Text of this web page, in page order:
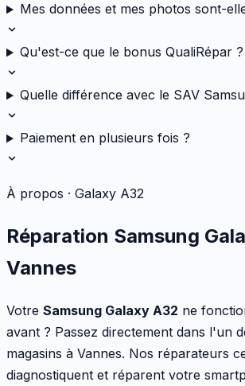
Mes données et mes photos sont-
Qu'est-ce que le bonus QualiRépar ?
Quelle différence avec le SAV
Paiement en plusieurs fois ?
À propos · Galaxy A32
Réparation Samsung
Vannes
Votre Samsung Galaxy A32 ne
avant ? Passez directement dans l'un
magasins à Vannes. Nos réparateurs
diagnostiquent et réparent votre